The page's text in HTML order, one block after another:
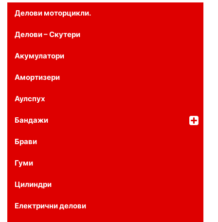
Делови моторцикли.
Делови – Скутери
Акумулатори
Амортизери
Аулспух
Бандажи
Брави
Гуми
Цилиндри
Електрични делови